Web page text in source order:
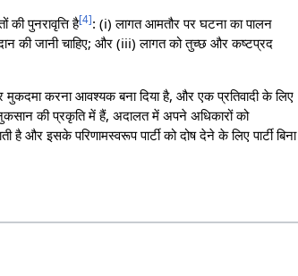
की पुनरावृत्ति है[4]: (i) लागत आमतौर पर घटना का पालन
की जानी चाहिए; और (iii) लागत को तुच्छ और कष्टप्रद
मुकदमा करना आवश्यक बना दिया है, और एक प्रतिवादी के लिए
की प्रकृति में हैं, अदालत में अपने अधिकारों को
और इसके परिणामस्वरूप पार्टी को दोष देने के लिए पार्टी बिना